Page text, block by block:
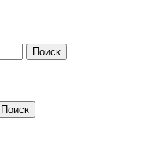
Поиск
Поиск